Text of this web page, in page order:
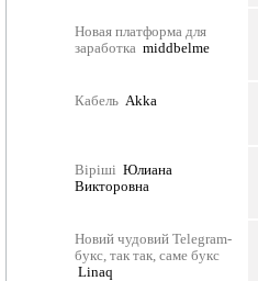
Новая платформа для
заработка middbelme
Кабель Akka
Віріші Юлиана
Викторовна
Новий чудовий Telegram-
букс, так так, саме букс
Linaq